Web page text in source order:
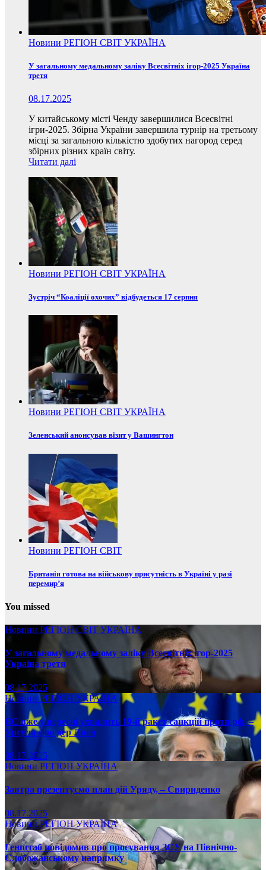
Новини РЕГІОН СВІТ УКРАЇНА
У загальному медальному заліку Всесвітніх ігор-2025 Україна
третя
08.17.2025
У китайському місті Ченду завершилися Всесвітні
ігри-2025. Збірна України завершила турнір на третьому
місці за загальною кількістю здобутих нагород серед
збірних різних країн світу.
Читати далі
Новини РЕГІОН СВІТ УКРАЇНА
Зустріч “Коаліції охочих” відбудеться 17 серпня
Новини РЕГІОН СВІТ УКРАЇНА
Зеленський анонсував візит у Вашингтон
Новини РЕГІОН СВІТ
Британія готова на військову присутність в Україні у разі
перемир’я
You missed
Новини РЕГІОНСВІТ УКРАЇНА
У загальному медальному заліку Всесвітніх ігор-2025
Україна третя
08.17.2025
НовиниРЕГІОН УКРАЇНА
ЄС вже у вересні ухвалить 19-й ракет санкцій проти рф, –
Урсула фон дер Ляєн
08.17.2025
Новини РЕГІОН УКРАЇНА
Завтра презентуємо план дій Уряду, – Свириденко
08.17.2025
НовиниРЕГІОНУКРАЇНА
Генштаб повідомив про просування ЗСУ на Північно-
Слобожанському напрямку